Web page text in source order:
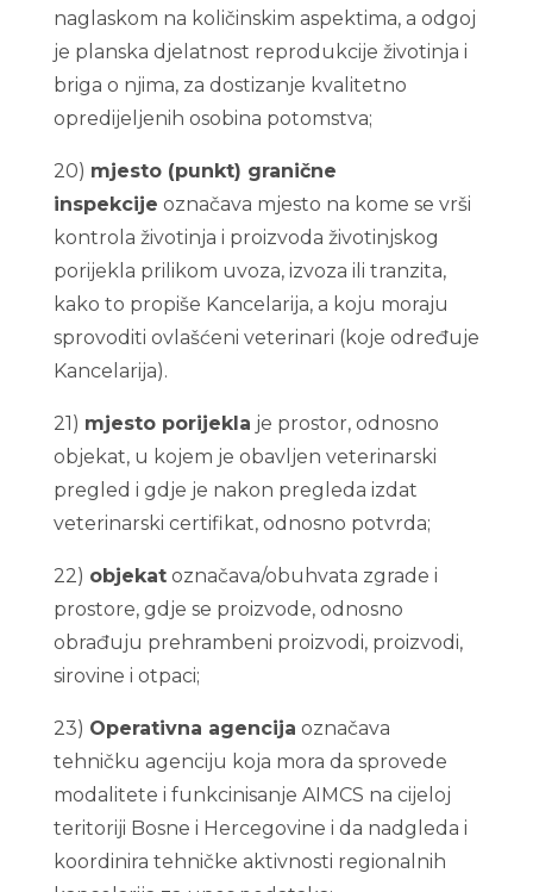
naglaskom na količinskim aspektima, a odgoj
je planska djelatnost reprodukcije životinja i
briga o njima, za dostizanje kvalitetno
opredijeljenih osobina potomstva;
20) mjesto (punkt) granične
inspekcije označava mjesto na kome se vrši
kontrola životinja i proizvoda životinjskog
porijekla prilikom uvoza, izvoza ili tranzita,
kako to propiše Kancelarija, a koju moraju
sprovoditi ovlašćeni veterinari (koje određuje
Kancelarija).
21) mjesto porijekla je prostor, odnosno
objekat, u kojem je obavljen veterinarski
pregled i gdje je nakon pregleda izdat
veterinarski certifikat, odnosno potvrda;
22) objekatoznačava/obuhvata zgrade i
prostore, gdje se proizvode, odnosno
obrađuju prehrambeni proizvodi, proizvodi,
sirovine i otpaci;
23) Operativna agencija označava
tehničku agenciju koja mora da sprovede
modalitete i funkcinisanje AIMCS na cijeloj
teritoriji Bosne i Hercegovine i da nadgleda i
koordinira tehničke aktivnosti regionalnih